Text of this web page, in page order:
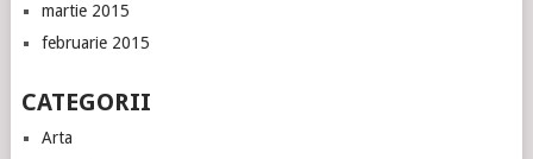
martie 2015
februarie 2015
CATEGORII
Arta